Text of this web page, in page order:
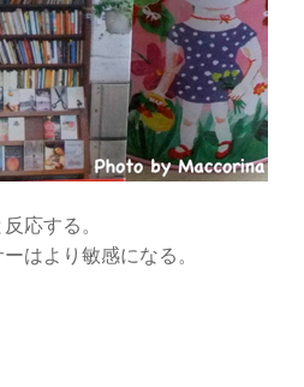
応する。
はより敏感になる。